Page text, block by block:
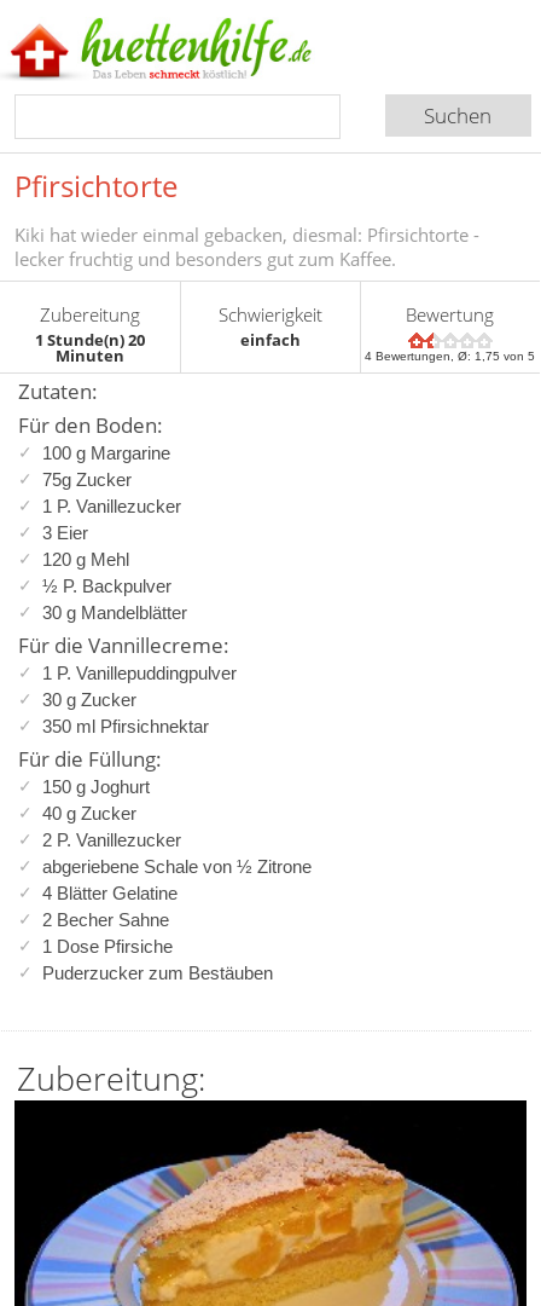
Pfirsichtorte
Kiki hat wieder einmal gebacken, diesmal: Pfirsichtorte -
lecker fruchtig und besonders gut zum Kaffee.
Zubereitung
1 Stunde(n) 20
Minuten
Schwierigkeit
einfach
Bewertung
4 Bewertungen, Ø: 1,75 von 5
Zutaten:
Für den Boden:
100 g Margarine
75g Zucker
1 P. Vanillezucker
3 Eier
120 g Mehl
½ P. Backpulver
30 g Mandelblätter
Für die Vannillecreme:
1 P. Vanillepuddingpulver
30 g Zucker
350 ml Pfirsichnektar
Für die Füllung:
150 g Joghurt
40 g Zucker
2 P. Vanillezucker
abgeriebene Schale von ½ Zitrone
4 Blätter Gelatine
2 Becher Sahne
1 Dose Pfirsiche
Puderzucker zum Bestäuben
Zubereitung: